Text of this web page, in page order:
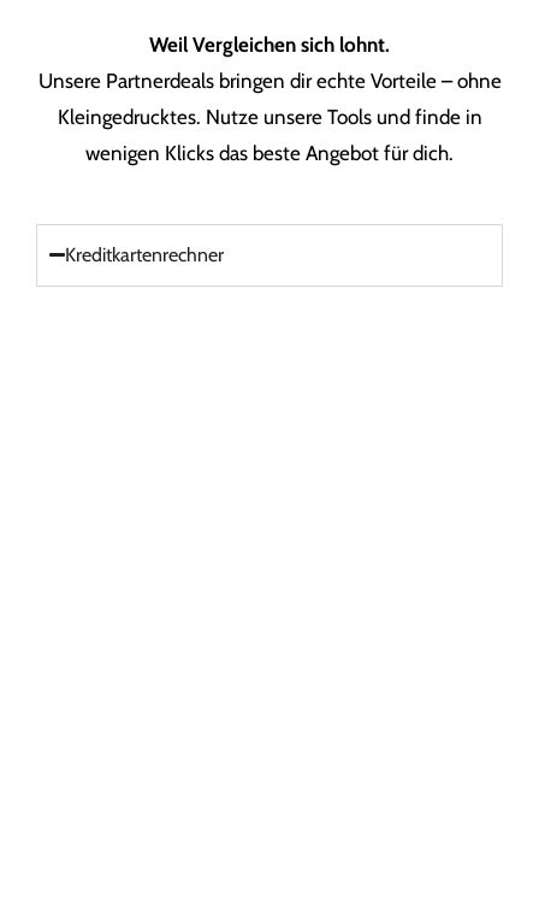
Weil Vergleichen sich lohnt.
Unsere Partnerdeals bringen dir echte Vorteile – ohne
Kleingedrucktes. Nutze unsere Tools und finde in
wenigen Klicks das beste Angebot für dich.
Kreditkartenrechner